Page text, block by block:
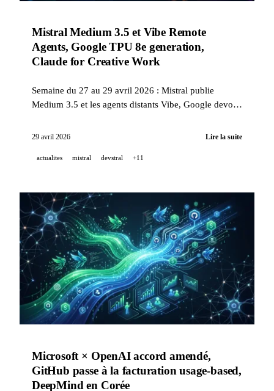
Mistral Medium 3.5 et Vibe Remote
Agents, Google TPU 8e generation,
Claude for Creative Work
Semaine du 27 au 29 avril 2026 : Mistral publie
Medium 3.5 et les agents distants Vibe, Google devoile
lance 8+ connecteurs MCP pour les professionnels
ElevenLabs cree une plateforme musicale IA.
29 avril 2026 Lire la suite
actualites mistral devstral +11
Microsoft × OpenAI accord amendé,
GitHub passe à la facturation usage-based,
DeepMind en Corée